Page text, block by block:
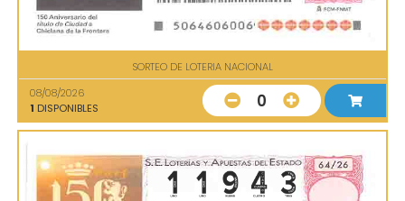
SORTEO DE LOTERIA NACIONAL
08/08/2026
1 DISPONIBLES 0